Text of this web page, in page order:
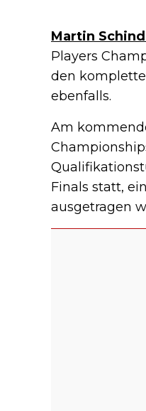
Martin
Players
den
ebenfalls.
Am
Finals statt,
ausgetragen